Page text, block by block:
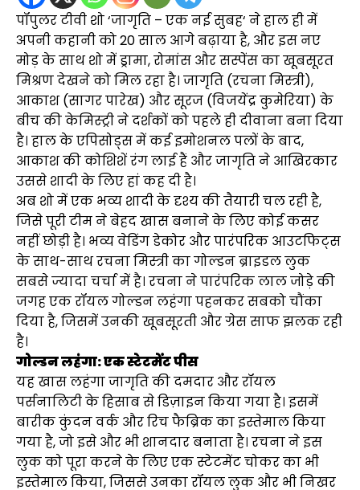
पॉपुलर टीवी शो ‘जागृति – एक नई सुबह‘ ने हाल ही में
अपनी कहानी को 20 साल आगे बढ़ाया है, और इस नए
मोड़ के साथ शो में ड्रामा, रोमांस और सस्पेंस का खूबसूरत
मिश्रण देखने को मिल रहा है। जागृति (रचना मिस्त्री),
आकाश (सागर पारेख) और सूरज (विजयेंद्र कुमेरिया) के
बीच की केमिस्ट्री ने दर्शकों को पहले ही दीवाना बना दिया
है। हाल के एपिसोड्स में कई इमोशनल पलों के बाद,
आकाश की कोशिशें रंग लाई हैं और जागृति ने आखिरकार
उससे शादी के लिए हां कह दी है।
अब शो में एक भव्य शादी के दृश्य की तैयारी चल रही है,
जिसे पूरी टीम ने बेहद खास बनाने के लिए कोई कसर
नहीं छोड़ी है। भव्य वेडिंग डेकोर और पारंपरिक आउटफिट्स
के साथ-साथ रचना मिस्त्री का गोल्डन ब्राइडल लुक
सबसे ज्यादा चर्चा में है। रचना ने पारंपरिक लाल जोड़े की
जगह एक रॉयल गोल्डन लहंगा पहनकर सबको चौंका
दिया है, जिसमें उनकी खूबसूरती और ग्रेस साफ झलक रही
है।
गोल्डन लहंगा: एक स्टेटमेंट पीस
यह खास लहंगा जागृति की दमदार और रॉयल
पर्सनालिटी के हिसाब से डिज़ाइन किया गया है। इसमें
बारीक कुंदन वर्क और रिच फैब्रिक का इस्तेमाल किया
गया है, जो इसे और भी शानदार बनाता है। रचना ने इस
लुक को पूरा करने के लिए एक स्टेटमेंट चोकर का भी
इस्तेमाल किया, जिससे उनका रॉयल लुक और भी निखर